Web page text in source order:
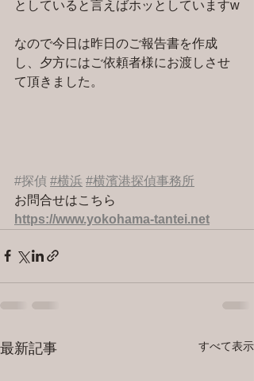
としていると言えばホッとしていますw
なので今日は昨日のご報告書を作成
し、夕方にはご依頼者様にお渡しさせ
て頂きました。
#探偵 #横浜 #横濱港探偵事務所
お問合せはこちら
https://www.yokohama-tantei.net
最新記事 すべて表示